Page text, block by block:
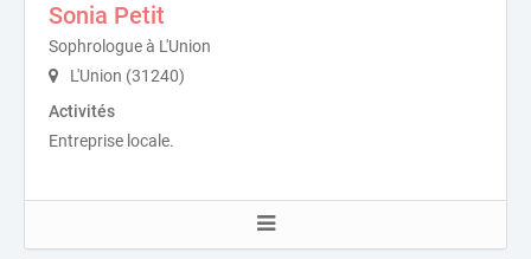
Sonia Petit
Sophrologue à L'Union
L'Union (31240)
Activités
Entreprise locale.